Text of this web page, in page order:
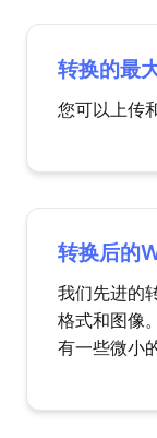
转换的最
您可以上传
转换后的
我们先进的
格式和图像
有一些微小